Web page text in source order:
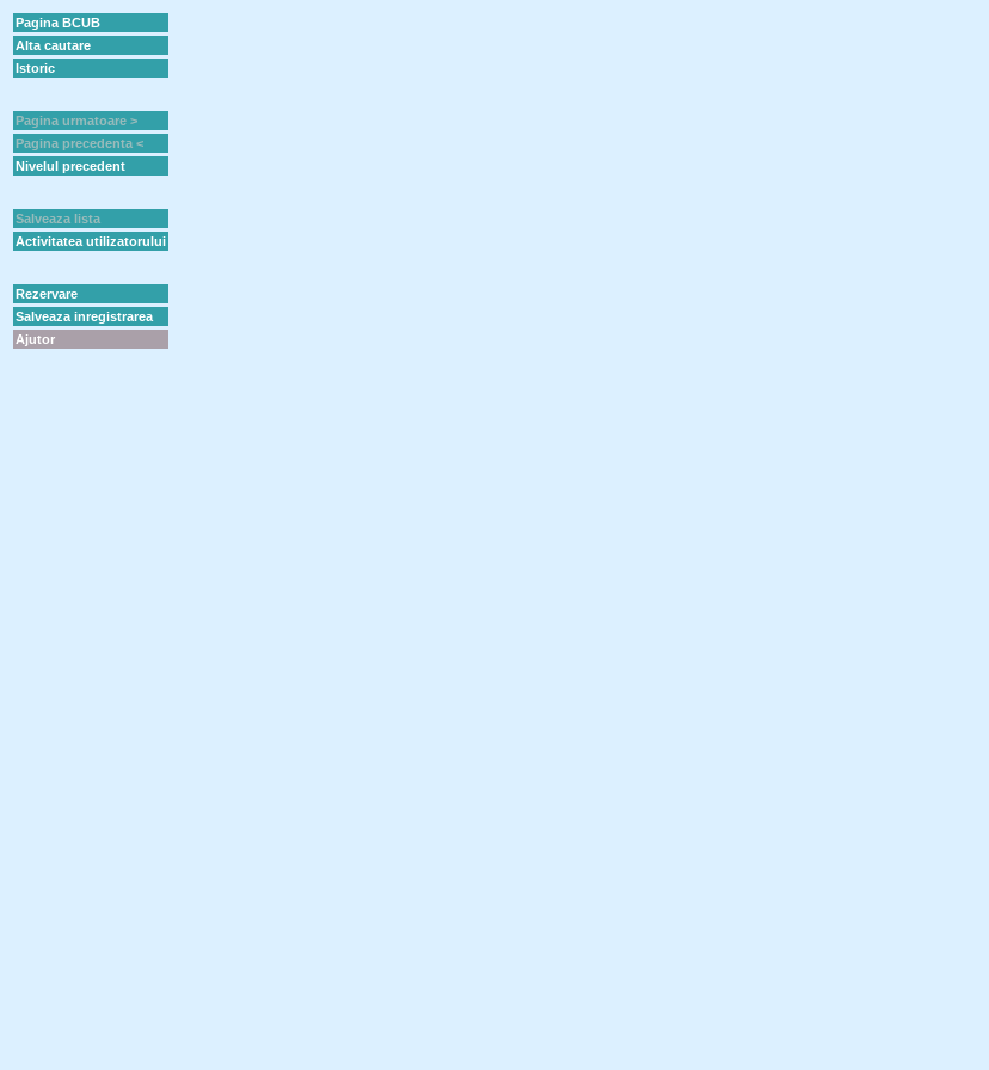
Pagina BCUB
Alta cautare
Istoric
Pagina urmatoare >
Pagina precedenta <
Nivelul precedent
Salveaza lista
Activitatea utilizatorului
Rezervare
Salveaza inregistrarea
Ajutor